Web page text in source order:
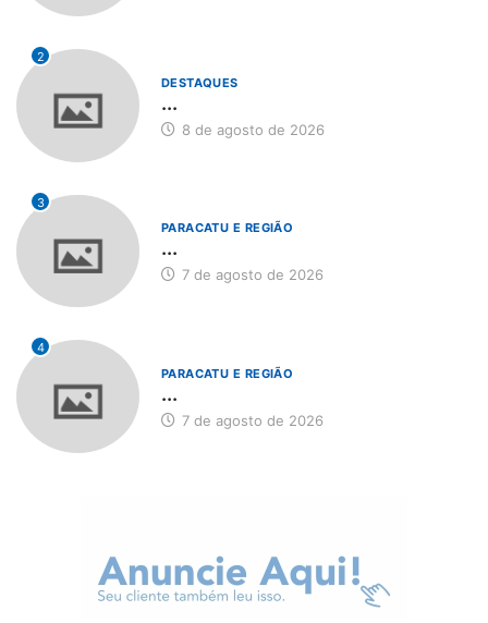
2
DESTAQUES
...
8 de agosto de 2026
3
PARACATU E REGIÃO
...
7 de agosto de 2026
4
PARACATU E REGIÃO
...
7 de agosto de 2026